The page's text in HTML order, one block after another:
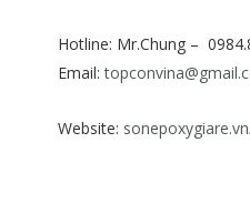
Hotline: Mr.Chung –
Email:
Website: